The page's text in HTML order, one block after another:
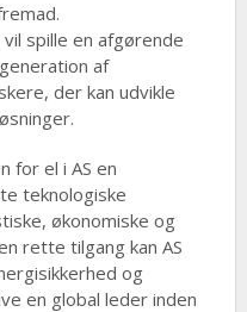
spille en afgørende
af
der kan udvikle
for el i AS en
teknologiske
økonomiske og
rette tilgang kan AS
og
en global leder inden